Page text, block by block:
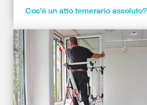
Cos'è un atto temerario assoluto?